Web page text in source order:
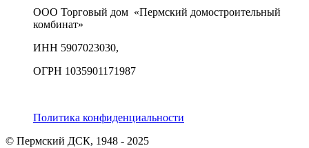
ООО Торговый дом «Пермский домостроительный
комбинат»
ИНН 5907023030,
ОГРН 1035901171987
Политика конфиденциальности
© Пермский ДСК, 1948 - 2025